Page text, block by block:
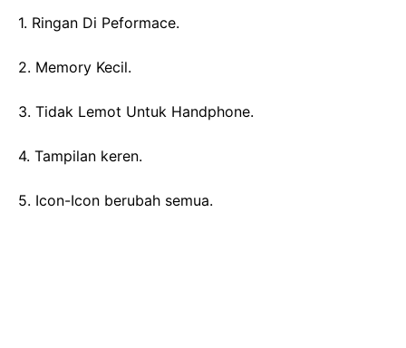
1. Ringan Di Peformace.
2. Memory Kecil.
3. Tidak Lemot Untuk Handphone.
4. Tampilan keren.
5. Icon-Icon berubah semua.